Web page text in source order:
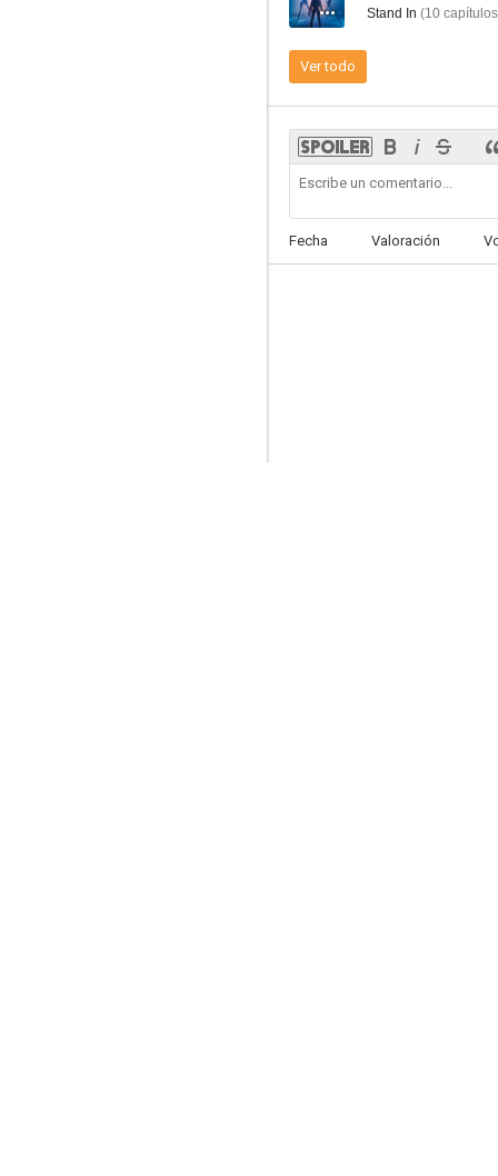
Stand In (10 capítulos
Ver todo
Fecha Valoración